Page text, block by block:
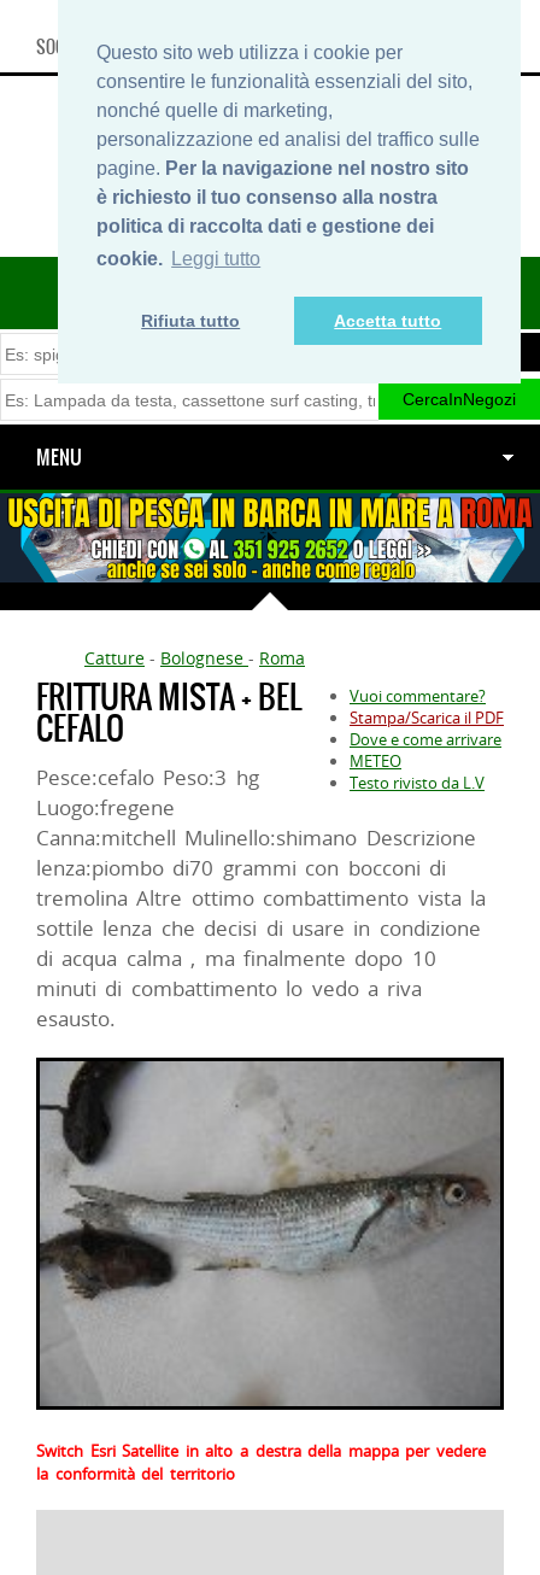
Questo sito web utilizza i cookie per
consentire le funzionalità essenziali del sito,
nonché quelle di marketing,
personalizzazione ed analisi del traffico sulle
pagine. Per la navigazione nel nostro sito
è richiesto il tuo consenso alla nostra
politica di raccolta dati e gestione dei
cookie. Leggi tutto
Rifiuta tutto Accetta tutto
SOCIAL, INFO & SHOP
ITINERARIDIPESCA.IT
MENU
Catture - Bolognese - Roma
Vuoi commentare?
Stampa/Scarica il PDF
Dove e come arrivare
METEO
Testo rivisto da L.V
FRITTURA MISTA + BEL
CEFALO
Pesce:cefalo Peso:3 hg
Luogo:fregene
Canna:mitchell Mulinello:shimano Descrizione
lenza:piombo di70 grammi con bocconi di
tremolina Altre ottimo combattimento vista la
sottile lenza che decisi di usare in condizione
di acqua calma , ma finalmente dopo 10
minuti di combattimento lo vedo a riva
esausto.
Switch Esri Satellite in alto a destra della mappa per vedere
la conformità del territorio